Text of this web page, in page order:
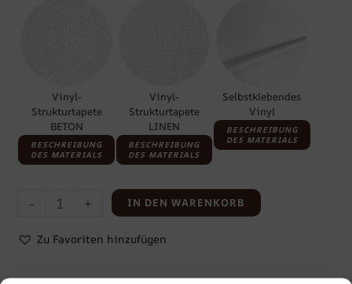
Vinyl-
Strukturtapete
BETON
BESCHREIBUNG
DES MATERIALS
Vinyl-
Strukturtapete
LINEN
BESCHREIBUNG
DES MATERIALS
Selbstklebendes
Vinyl
BESCHREIBUNG
DES MATERIALS
- + IN DEN WARENKORB
Zu Favoriten hinzufügen